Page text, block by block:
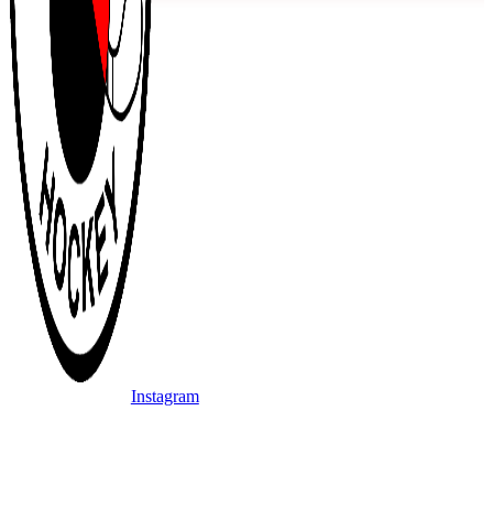
Instagram